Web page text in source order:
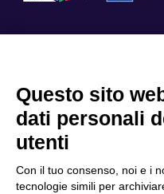
Cookie Policy
Scopri il Polo
Partner
Questo sito
dati personali
utenti
Con il tuo consenso, noi e i
tecnologie simili per